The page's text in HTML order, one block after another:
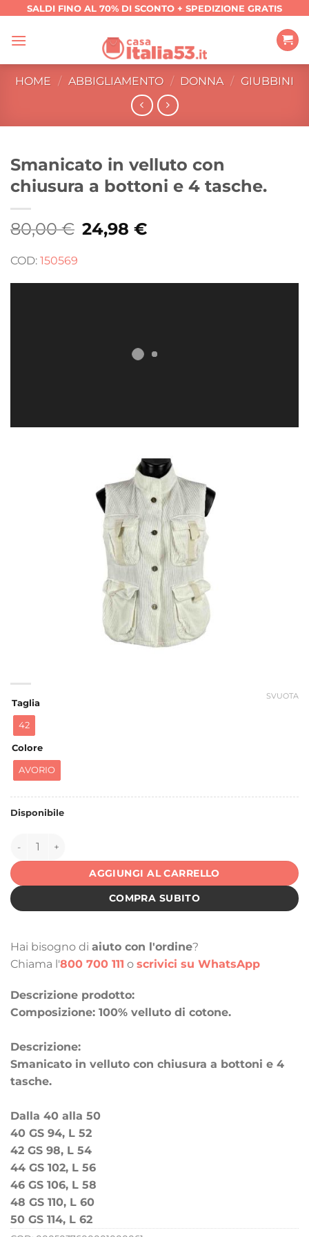
contenuti
SALDI FINO AL 70% DI SCONTO + SPEDIZIONE GRATIS
HOME / ABBIGLIAMENTO / DONNA / GIUBBINI
Smanicato in velluto con
chiusura a bottoni e 4 tasche.
80,00€ Il
prezzo
24,98€Il
prezzo
COD: 150569
Taglia
42
Colore
AVORIO
SVUOTA
Disponibile
150569 quantità
AGGIUNGI AL CARRELLO
COMPRA SUBITO
Hai bisogno di aiuto con l'ordine?
Chiama l'800 700 111 o scrivici su WhatsApp
Descrizione prodotto:
Composizione: 100% velluto di cotone.
Descrizione:
Smanicato in velluto con chiusura a bottoni e 4
tasche.
Dalla 40 alla 50
40 GS 94, L 52
42 GS 98, L 54
44 GS 102, L 56
46 GS 106, L 58
48 GS 110, L 60
50 GS 114, L 62